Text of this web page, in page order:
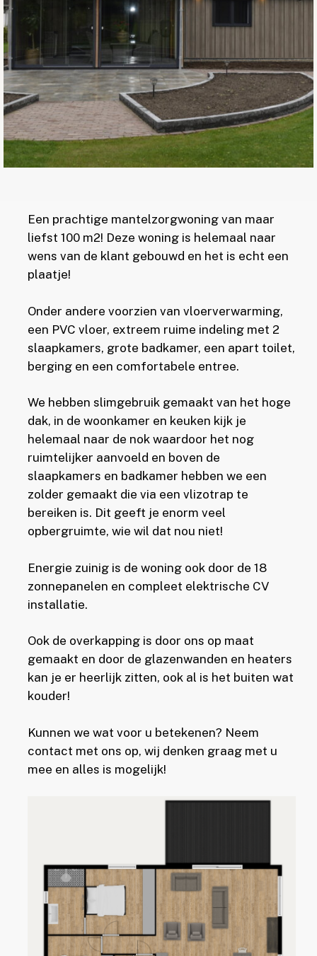
Een prachtige mantelzorgwoning van maar
liefst 100 m2! Deze woning is helemaal naar
wens van de klant gebouwd en het is echt een
plaatje!
Onder andere voorzien van vloerverwarming,
een PVC vloer, extreem ruime indeling met 2
slaapkamers, grote badkamer, een apart toilet,
berging en een comfortabele entree.
We hebben slimgebruik gemaakt van het hoge
dak, in de woonkamer en keuken kijk je
helemaal naar de nok waardoor het nog
ruimtelijker aanvoeld en boven de
slaapkamers en badkamer hebben we een
zolder gemaakt die via een vlizotrap te
bereiken is. Dit geeft je enorm veel
opbergruimte, wie wil dat nou niet!
Energie zuinig is de woning ook door de 18
zonnepanelen en compleet elektrische CV
installatie.
Ook de overkapping is door ons op maat
gemaakt en door de glazenwanden en heaters
kan je er heerlijk zitten, ook al is het buiten wat
kouder!
Kunnen we wat voor u betekenen? Neem
contact met ons op, wij denken graag met u
mee en alles is mogelijk!